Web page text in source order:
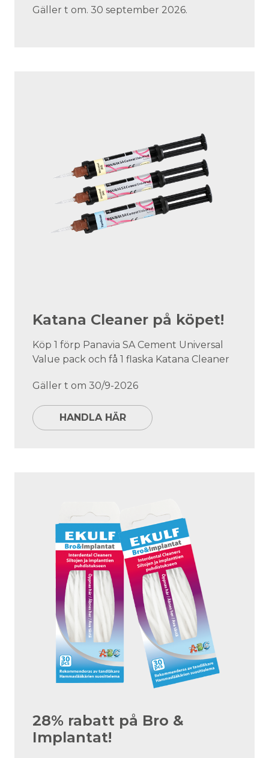
Gäller t om. 30 september 2026.
Katana Cleaner på köpet!
Köp 1 förp Panavia SA Cement Universal
Value pack och få 1 flaska Katana Cleaner
Gäller t om 30/9-2026
HANDLA HÄR
28% rabatt på Bro &
Implantat!